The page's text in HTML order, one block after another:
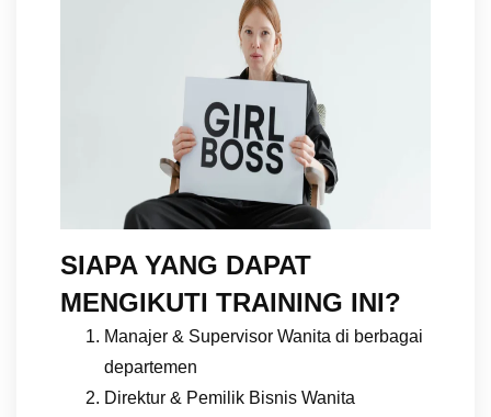
SIAPA YANG DAPAT
MENGIKUTI TRAINING INI?
Manajer & Supervisor Wanita di berbagai
departemen
Direktur & Pemilik Bisnis Wanita